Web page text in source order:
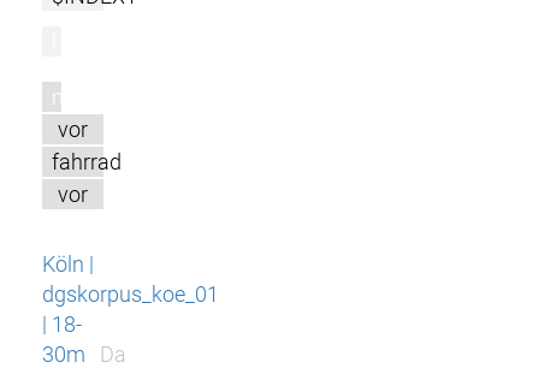
m
vor
fahrrad
vor
Köln |
dgskorpus_koe_01
| 18-
30m
Da